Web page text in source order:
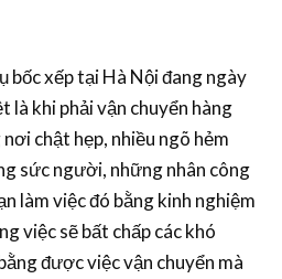
bốc xếp tại Hà Nội đang ngày
là khi phải vận chuyển hàng
chật hẹp, nhiều ngõ hẻm
sức người, những nhân công
làm việc đó bằng kinh nghiệm
việc sẽ bất chấp các khó
được việc vận chuyển mà